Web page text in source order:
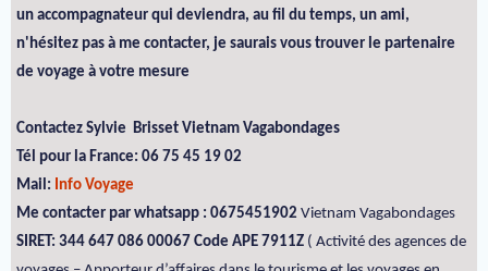
un accompagnateur qui deviendra, au fil du temps, un ami,
n'hésitez pas à me contacter, je saurais vous trouver le partenaire
de voyage à votre mesure
Contactez Sylvie Brisset Vietnam Vagabondages
Tél pour la France: 06 75 45 19 02
Mail: Info Voyage
Me contacter par whatsapp : 0675451902 Vietnam Vagabondages
SIRET: 344 647 086 00067 Code APE 7911Z ( Activité des agences de